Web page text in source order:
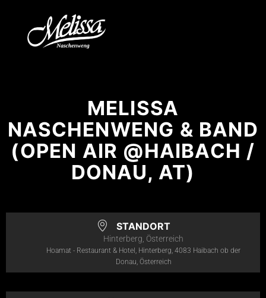
MELISSA
NASCHENWENG & BAND
(OPEN AIR @HAIBACH /
DONAU, AT)
STANDORT
Hinterberg, Österreich
Hoamat - Restaurant & Hotel, Hinterberg, 4083 Haibach ob der
Donau, Österreich